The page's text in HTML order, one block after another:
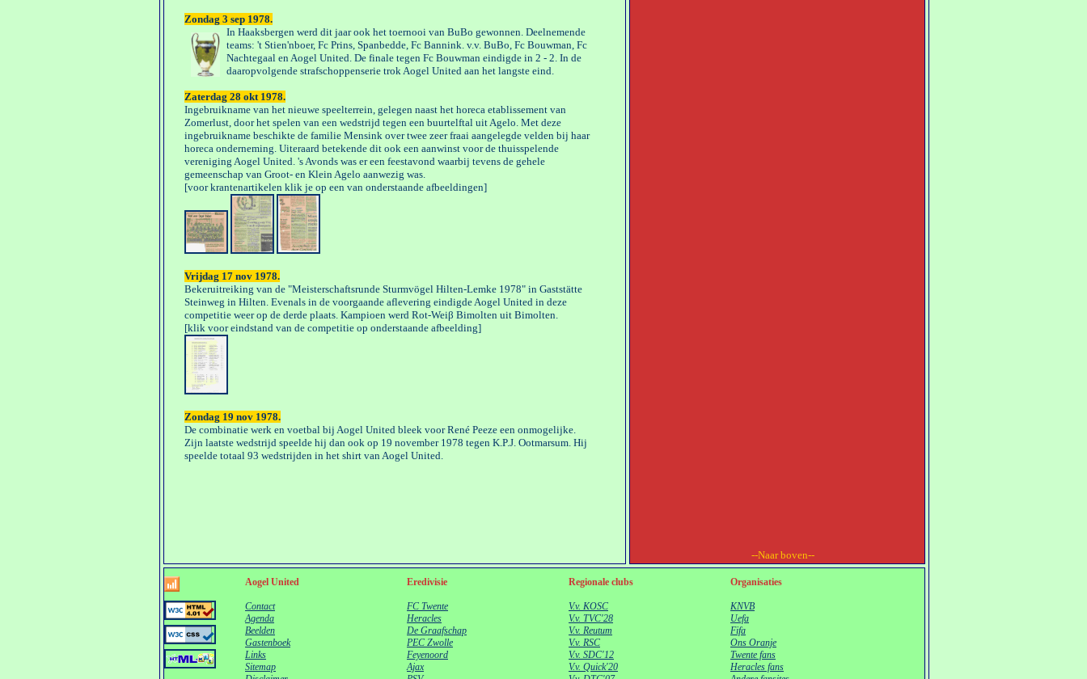
Zondag 3 sep 1978.
In Haaksbergen werd dit jaar ook het toernooi van BuBo gewonnen. Deelnemende
teams: 't Stien'nboer, Fc Prins, Spanbedde, Fc Bannink. v.v. BuBo, Fc Bouwman, Fc
Nachtegaal en Aogel United. De finale tegen Fc Bouwman eindigde in 2 - 2. In de
daaropvolgende strafschoppenserie trok Aogel United aan het langste eind.
Zaterdag 28 okt 1978.
Ingebruikname van het nieuwe speelterrein, gelegen naast het horeca etablissement van
Zomerlust, door het spelen van een wedstrijd tegen een buurtelftal uit Agelo. Met deze
ingebruikname beschikte de familie Mensink over twee zeer fraai aangelegde velden bij haar
horeca onderneming. Uiteraard betekende dit ook een aanwinst voor de thuisspelende
vereniging Aogel United. 's Avonds was er een feestavond waarbij tevens de gehele
gemeenschap van Groot- en Klein Agelo aanwezig was.
[voor krantenartikelen klik je op een van onderstaande afbeeldingen]
Vrijdag 17 nov 1978.
Bekeruitreiking van de "Meisterschaftsrunde Sturmvögel Hilten-Lemke 1978" in Gaststätte
Steinweg in Hilten. Evenals in de voorgaande aflevering eindigde Aogel United in deze
competitie weer op de derde plaats. Kampioen werd Rot-Weiβ Bimolten uit Bimolten.
[klik voor eindstand van de competitie op onderstaande afbeelding]
Zondag 19 nov 1978.
De combinatie werk en voetbal bij Aogel United bleek voor René Peeze een onmogelijke.
Zijn laatste wedstrijd speelde hij dan ook op 19 november 1978 tegen K.P.J. Ootmarsum. Hij
speelde totaal 93 wedstrijden in het shirt van Aogel United.
--Naar boven--
Aogel United
Contact
Agenda
Beelden
Gastenboek
Links
Sitemap
Eredivisie
FC Twente
Heracles
De Graafschap
PEC Zwolle
Feyenoord
Ajax
Regionale clubs
V.v. KOSC
V.v. TVC'28
V.v. Reutum
V.v. RSC
V.v. SDC'12
V.v. Quick'20
Organisaties
KNVB
Uefa
Fifa
Ons Oranje
Twente fans
Heracles fans